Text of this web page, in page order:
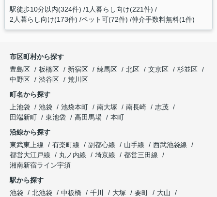
駅徒歩10分以内(324件) 1人暮らし向け(221件)
2人暮らし向け(173件) ペット可(72件) 仲介手数料無料(1件)
市区町村から探す
豊島区
板橋区 新宿区 練馬区 北区 文京区
杉並区
中野区
渋谷区
荒川区
町名から探す
上池袋
池袋 池袋本町 南大塚 南長崎
志茂
田端新町
東池袋 高田馬場
本町
沿線から探す
東武東上線
有楽町線 副都心線 山手線
西武池袋線
都営大江戸線
丸ノ内線 埼京線
都営三田線
湘南新宿ライン宇須
駅から探す
池袋
北池袋 中板橋 千川 大塚 要町
大山